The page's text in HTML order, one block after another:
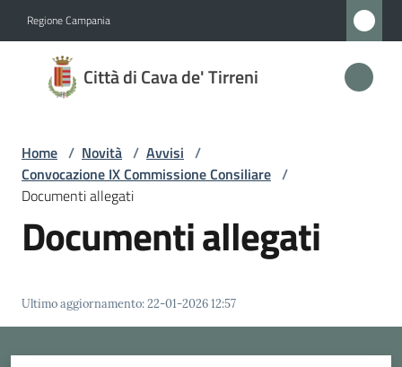
Regione Campania
Città di Cava de' Tirreni
Città
di
de'
Tirreni
Amministrazione
Novità
Home / Novità / Avvisi /
Convocazione IX Commissione Consiliare /
Documenti allegati
Documenti allegati
Ultimo aggiornamento:22-01-2026 12:57